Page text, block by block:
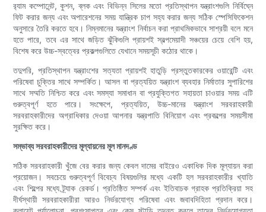
র‍্যাম কম্পোনেন্ট, কুশন, ব্লক এবং বিভিন্ন সিলের মতো প্রতিস্থাপন যন্ত্রাংশগুলি নির্বিঘ্নে
ফিট করার জন্য এবং অপারেশনের সময় যান্ত্রিক চাপ সহ্য করার জন্য সঠিক স্পেসিফিকেশন
অনুসারে তৈরি করতে হবে। নিম্নমানের যন্ত্রাংশ নির্বাচন করা প্রাথমিকভাবে সাশ্রয়ী বলে মনে
হতে পারে, তবে এর সাথে জড়িত ঝুঁকিগুলি প্রায়শই স্বল্পমেয়াদী সঞ্চয়ের চেয়ে বেশি হয়,
বিশেষ করে উচ্চ-স্বত্বের প্রকল্পগুলিতে যেখানে সময়সূচী কঠোর থাকে।
তদুপরি, প্রতিস্থাপন যন্ত্রাংশের সত্যতা প্রায়শই হাতুড়ি প্রস্তুতকারকের ওয়ারেন্টি এবং
পরিষেবা চুক্তির সাথে সম্পর্কিত। আসল বা প্রত্যয়িত যন্ত্রাংশ ব্যবহার নির্মাতার সুপারিশের
সাথে সম্মতি নিশ্চিত করে এবং সমস্যা সমাধান বা প্রযুক্তিগত সহায়তা চাওয়ার সময় এটি
গুরুত্বপূর্ণ হতে পারে। সংক্ষেপে, প্রত্যয়িত, উচ্চ-মানের যন্ত্রাংশ সরবরাহকারী
সরবরাহকারীদের অগ্রাধিকার দেওয়া আপনার যন্ত্রপাতি বিনিয়োগ এবং প্রকল্পের সময়সীমা
সুরক্ষিত করে।
সম্ভাব্য সরবরাহকারীদের মূল্যায়নের মূল মানদণ্ড
সঠিক সরবরাহকারী খুঁজে বের করার জন্য কেবল দামের বাইরেও একাধিক দিক মূল্যায়ন করা
প্রয়োজন। সবচেয়ে গুরুত্বপূর্ণ বিবেচ্য বিষয়গুলির মধ্যে একটি হল সরবরাহকারীর খ্যাতি
এবং শিল্পের মধ্যে ট্র্যাক রেকর্ড। প্রতিষ্ঠিত সম্পর্ক এবং ইতিবাচক গ্রাহক প্রতিক্রিয়া সহ
দীর্ঘস্থায়ী সরবরাহকারীরা আরও নির্ভরযোগ্য পরিষেবা এবং জবাবদিহিতা প্রদান করে।